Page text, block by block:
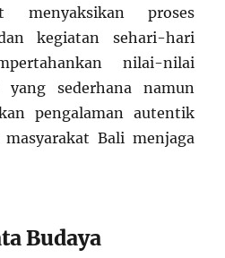
menyaksikan proses
kegiatan sehari-hari
nilai-nilai
yang sederhana namun
pengalaman autentik
Bali menjaga
Budaya